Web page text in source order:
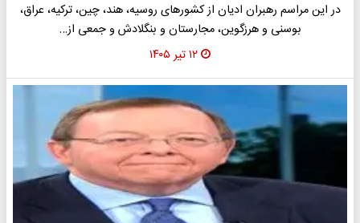
در این مراسم رهبران ادیان از کشورهای روسیه، هند، چین، ترکیه، عراق،
بوسنی و هرزگوین، مجارستان و بنگلادش و جمعی از…
۱۲ تیر ۱۴۰۵